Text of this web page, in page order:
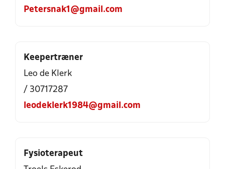
Petersnak1@gmail.com
Keepertræner
Leo de Klerk
/ 30717287
leodeklerk1984@gmail.com
Fysioterapeut